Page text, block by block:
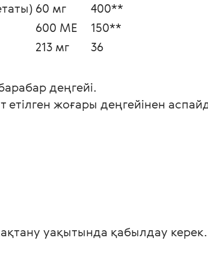
60 мг
400**
600 МЕ
150**
213 мг 36
деңгейі.
жоғары деңгейінен
уақытында қабылдау керек.